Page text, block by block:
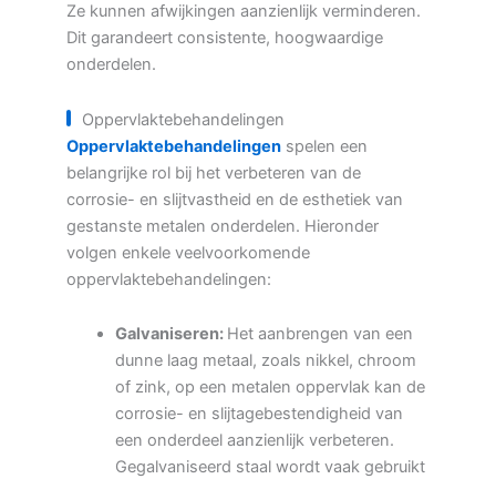
Ze kunnen afwijkingen aanzienlijk verminderen.
Dit garandeert consistente, hoogwaardige
onderdelen.
Oppervlaktebehandelingen
Oppervlaktebehandelingen spelen een
belangrijke rol bij het verbeteren van de
corrosie- en slijtvastheid en de esthetiek van
gestanste metalen onderdelen. Hieronder
volgen enkele veelvoorkomende
oppervlaktebehandelingen:
Galvaniseren: Het aanbrengen van een
dunne laag metaal, zoals nikkel, chroom
of zink, op een metalen oppervlak kan de
corrosie- en slijtagebestendigheid van
een onderdeel aanzienlijk verbeteren.
Gegalvaniseerd staal wordt vaak gebruikt